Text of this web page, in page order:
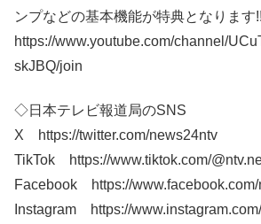
ンプなどの基本機能が特典となります!!
https://www.youtube.com/channel/
skJBQ/join
◇日本テレビ報道局のSNS
X https://twitter.com/news24ntv
TikTok https://www.tiktok.com/
Facebook https://
Instagram https://